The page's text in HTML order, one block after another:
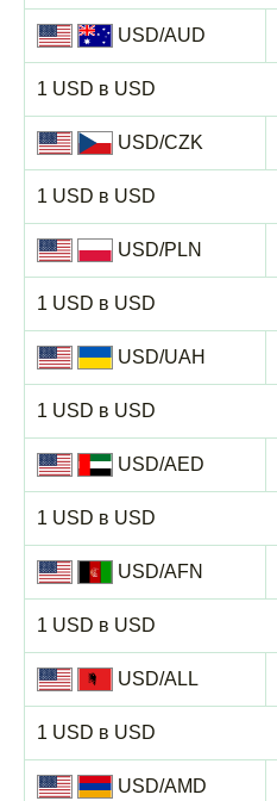
USD/AUD
1 USD в USD
USD/CZK
1 USD в USD
USD/PLN
1 USD в USD
USD/UAH
1 USD в USD
USD/AED
1 USD в USD
USD/AFN
1 USD в USD
USD/ALL
1 USD в USD
USD/AMD